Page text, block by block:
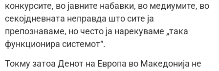
конкурсите, во јавните набавки, во медиумите, во
секојдневната неправда што сите ја
препознаваме, но често ја нарекуваме „така
функционира системот“.
Токму затоа Денот на Европа во Македонија не